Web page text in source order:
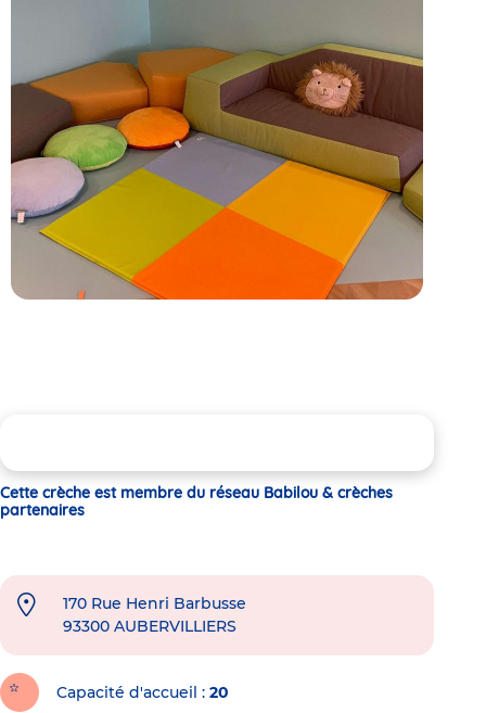
Cette crèche est membre du réseau Babilou & crèches
partenaires
170 Rue Henri Barbusse
93300 AUBERVILLIERS
Capacité d'accueil 20